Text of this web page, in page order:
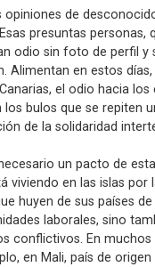
opiniones de
presuntas personas,
odio sin foto de perfil y
Alimentan en estos
el odio hacia los
bulos que se repiten
de la solidaridad
un pacto de
viviendo en las islas por
huyen de sus países
laborales, sino
conflictivos. En muchos
en Mali, país de